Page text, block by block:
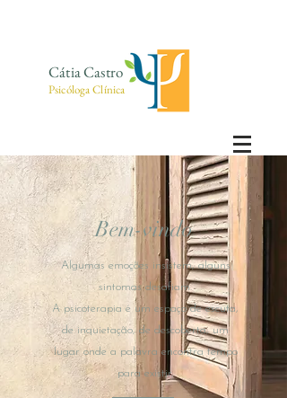
Psicóloga Clínica
Cátia Castro
Bem-vindo
Algumas emoções insistem, alguns
sintomas desafiam.
A psicoterapia é um espaço de escuta,
de inquietação, de descoberta, um
lugar onde a palavra encontra tempo
para existir.